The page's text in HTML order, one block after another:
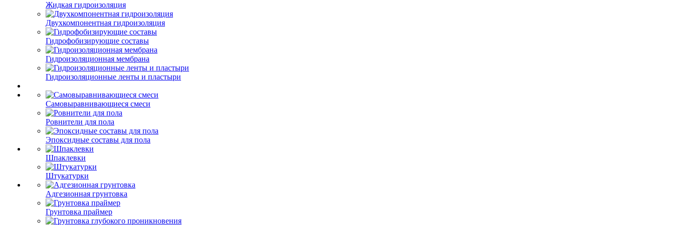
Жидкая гидроизоляция
Двухкомпонентная гидроизоляция
Гидрофобизирующие составы
Гидроизоляционная мембрана
Гидроизоляционные ленты и пластыри
Самовыравнивающиеся смеси
Ровнители для пола
Эпоксидные составы для пола
Шпаклевки
Штукатурки
Адгезионная грунтовка
Грунтовка праймер